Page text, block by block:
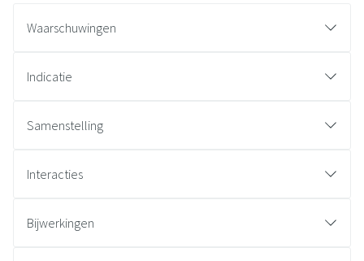
Waarschuwingen
Indicatie
Samenstelling
Interacties
Bijwerkingen